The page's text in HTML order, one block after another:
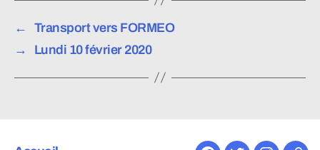
←
Transport vers FORMEO
→
Lundi 10 février 2020